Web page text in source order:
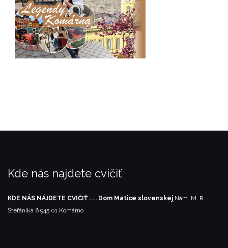
Kde nás najdete cvičiť
KDE NÁS NÁJDETE CVIČIŤ . . . Dom Matice slovenskej Nám. M. R.
Štefánika 6 945 01 Komárno